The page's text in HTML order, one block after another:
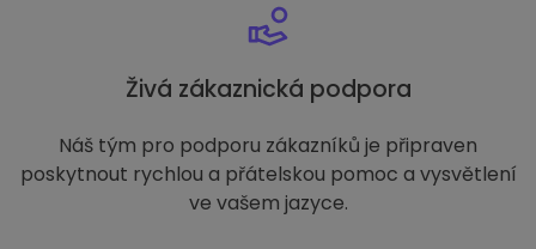
Živá zákaznická podpora
Náš tým pro podporu zákazníků je připraven
poskytnout rychlou a přátelskou pomoc a vysvětlení
ve vašem jazyce.